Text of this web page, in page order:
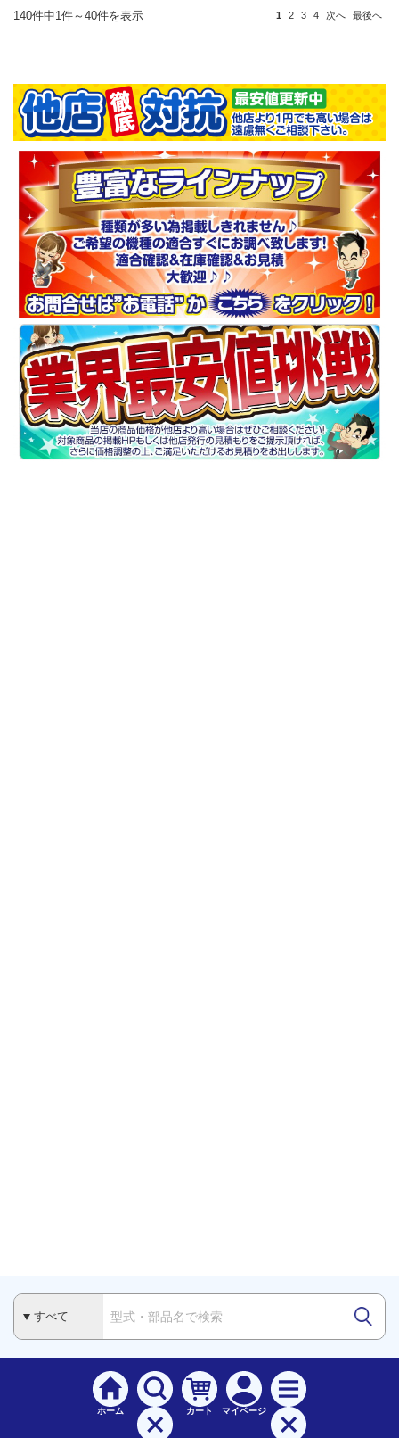
140件中1件～40件を表示 1 2 3 4 次へ 最後へ
ホーム カート マイページ